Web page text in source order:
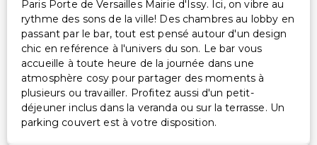
Paris Porte de Versailles Mairie d'Issy. Ici, on vibre au
rythme des sons de la ville! Des chambres au lobby en
passant par le bar, tout est pensé autour d'un design
chic en reférence à l'univers du son. Le bar vous
accueille à toute heure de la journée dans une
atmosphère cosy pour partager des moments à
plusieurs ou travailler. Profitez aussi d'un petit-
déjeuner inclus dans la veranda ou sur la terrasse. Un
parking couvert est à votre disposition.